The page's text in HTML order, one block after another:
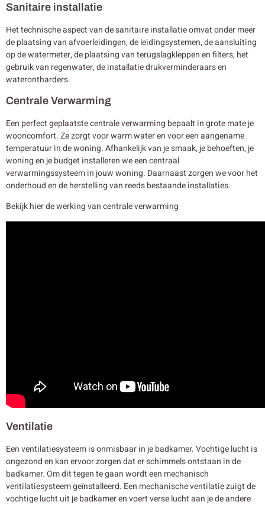
Sanitaire installatie
Het technische aspect van de sanitaire installatie omvat onder meer
de plaatsing van afvoerleidingen, de leidingsystemen, de aansluiting
op de watermeter, de plaatsing van terugslagkleppen en filters, het
gebruik van regenwater, de installatie drukverminderaars en
waterontharders.
Centrale Verwarming
Een perfect geplaatste centrale verwarming bepaalt in grote mate je
wooncomfort. Ze zorgt voor warm water en voor een aangename
temperatuur in de woning. Afhankelijk van je smaak, je behoeften, je
woning en je budget installeren we een centraal
verwarmingssysteem in jouw woning. Daarnaast zorgen we voor het
onderhoud en de herstelling van reeds bestaande installaties.
Bekijk hier de werking van centrale verwarming
Ventilatie
Een ventilatiesysteem is onmisbaar in je badkamer. Vochtige lucht is
ongezond en kan ervoor zorgen dat er schimmels ontstaan in de
badkamer. Om dit tegen te gaan wordt een mechanisch
ventilatiesysteem geïnstalleerd. Een mechanische ventilatie zuigt de
vochtige lucht uit je badkamer en voert verse lucht aan je de andere